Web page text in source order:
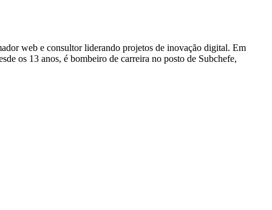
web e consultor liderando projetos de inovação digital. Em
os 13 anos, é bombeiro de carreira no posto de Subchefe,